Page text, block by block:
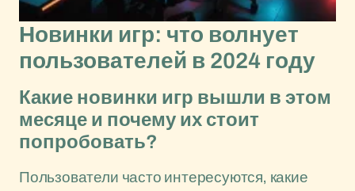
Новинки игр: что волнует
пользователей в 2024 году
Какие новинки игр вышли в этом
месяце и почему их стоит
попробовать?
Пользователи часто интересуются, какие